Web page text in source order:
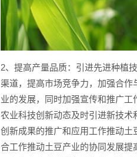
2、提高产量品质：引进先进种植
渠道，提高市场竞争力，加强合
业的发展，同时加强宣传和推广
农业科技创新动态及时引进新技
创新成果的推广和应用工作推动
合工作推动土豆产业的协同发展